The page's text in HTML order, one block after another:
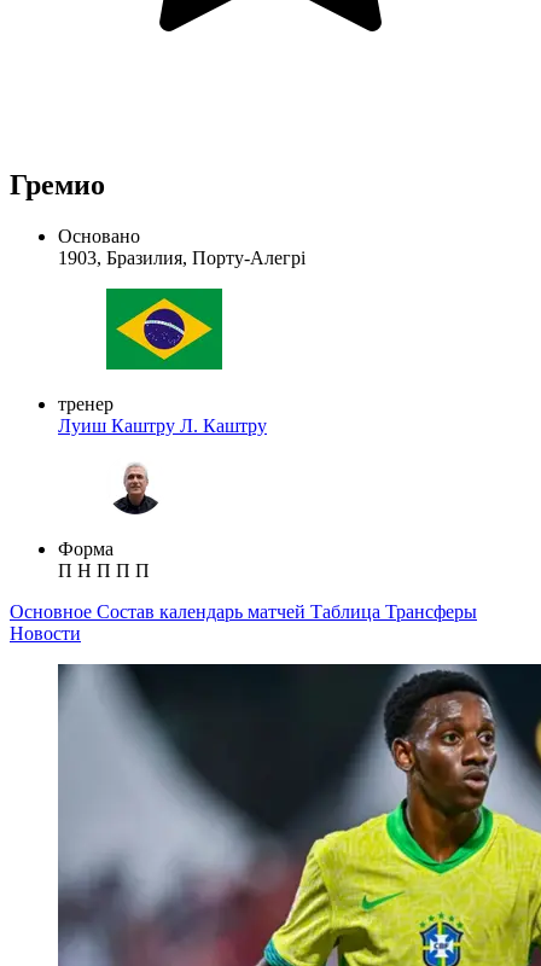
Гремио
Основано
1903, Бразилия, Порту-Алегрі
тренер
Луиш Каштру Л. Каштру
Форма
П Н П П П
Основное Состав календарь матчей Таблица Трансферы
Новости